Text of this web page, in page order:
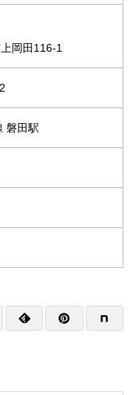
岡田116-1
磐田駅